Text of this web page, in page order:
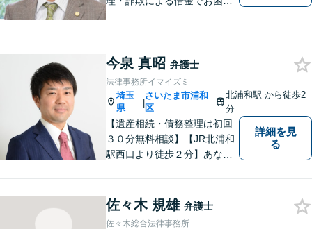
駅5分】【プライバシー配慮】
【平日22時・土日祝20時ま
で】【弁護士歴10年以上】
今泉 真昭 弁護士
法律事務所イマイズミ
埼玉
県
|
さいたま市浦和
区
北浦和駅から徒歩2
分
【遺産相続・債務整理は初回
３０分無料相談】【JR北浦和
駅西口より徒歩２分】あなた
の代わりに悩み、考え、解決
策をご提案します。
詳細を見
る
佐々木 規雄 弁護士
佐々木総合法律事務所